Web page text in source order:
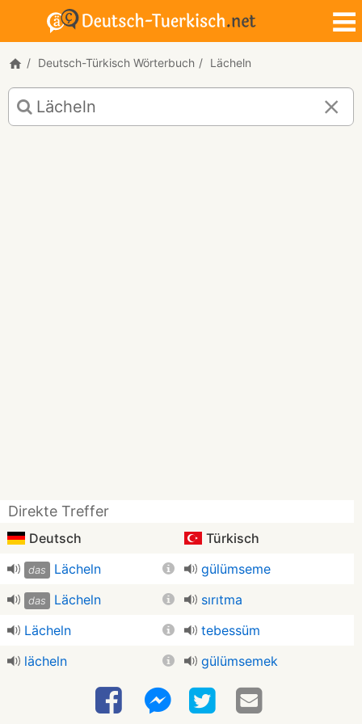
Deutsch-Türkisch Wörterbuch Lächeln
Deutsch-
Türkisch
Übersetzung
Direkte Treffer
Deutsch Türkisch
das Lächeln gülümseme
das Lächeln
sırıtma
Lächeln
tebessüm
lächeln
gülümsemek